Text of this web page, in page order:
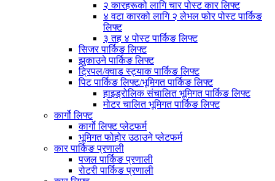
२ कारहरूको लागि चार पोस्ट कार लिफ्ट
४ वटा कारको लागि २ लेभल फोर पोस्ट पार्किङ
लिफ्ट
३ तह ४ पोस्ट पार्किङ लिफ्ट
सिजर पार्किङ लिफ्ट
झुकाउने पार्किङ लिफ्ट
ट्रिपल/क्वाड स्ट्याक पार्किङ लिफ्ट
पिट पार्किङ लिफ्ट/भूमिगत पार्किङ लिफ्ट
हाइड्रोलिक संचालित भूमिगत पार्किङ लिफ्ट
मोटर चालित भूमिगत पार्किङ लिफ्ट
कार्गो लिफ्ट
कार्गो लिफ्ट प्लेटफर्म
भूमिगत फोहोर उठाउने प्लेटफर्म
कार पार्किङ प्रणाली
पजल पार्किङ प्रणाली
रोटरी पार्किङ प्रणाली